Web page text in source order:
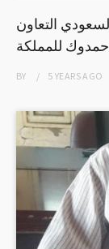
التعاون
للمملكة
BY 5 YEARSAGO